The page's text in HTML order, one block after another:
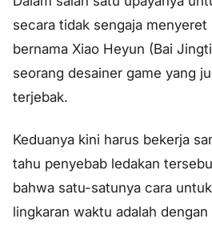
secara tidak sengaja menyeret
bernama Xiao Heyun (Bai
seorang desainer game yang
terjebak.
Keduanya kini harus bekerja
tahu penyebab ledakan
bahwa satu-satunya cara
lingkaran waktu adalah